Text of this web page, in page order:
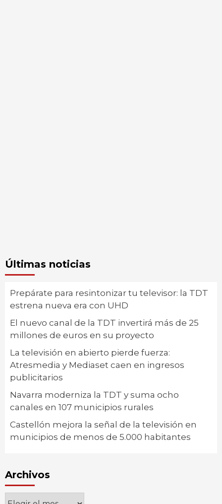
Últimas noticias
Prepárate para resintonizar tu televisor: la TDT
estrena nueva era con UHD
El nuevo canal de la TDT invertirá más de 25
millones de euros en su proyecto
La televisión en abierto pierde fuerza:
Atresmedia y Mediaset caen en ingresos
publicitarios
Navarra moderniza la TDT y suma ocho
canales en 107 municipios rurales
Castellón mejora la señal de la televisión en
municipios de menos de 5.000 habitantes
Archivos
Archivos